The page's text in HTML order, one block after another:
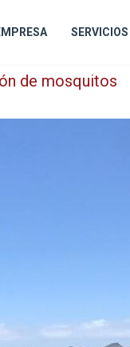
SERVICIOS
de mosquitos